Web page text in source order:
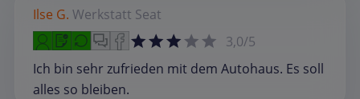
Ilse G. Werkstatt Seat
3,0/5
Ich bin sehr zufrieden mit dem Autohaus. Es soll
alles so bleiben.